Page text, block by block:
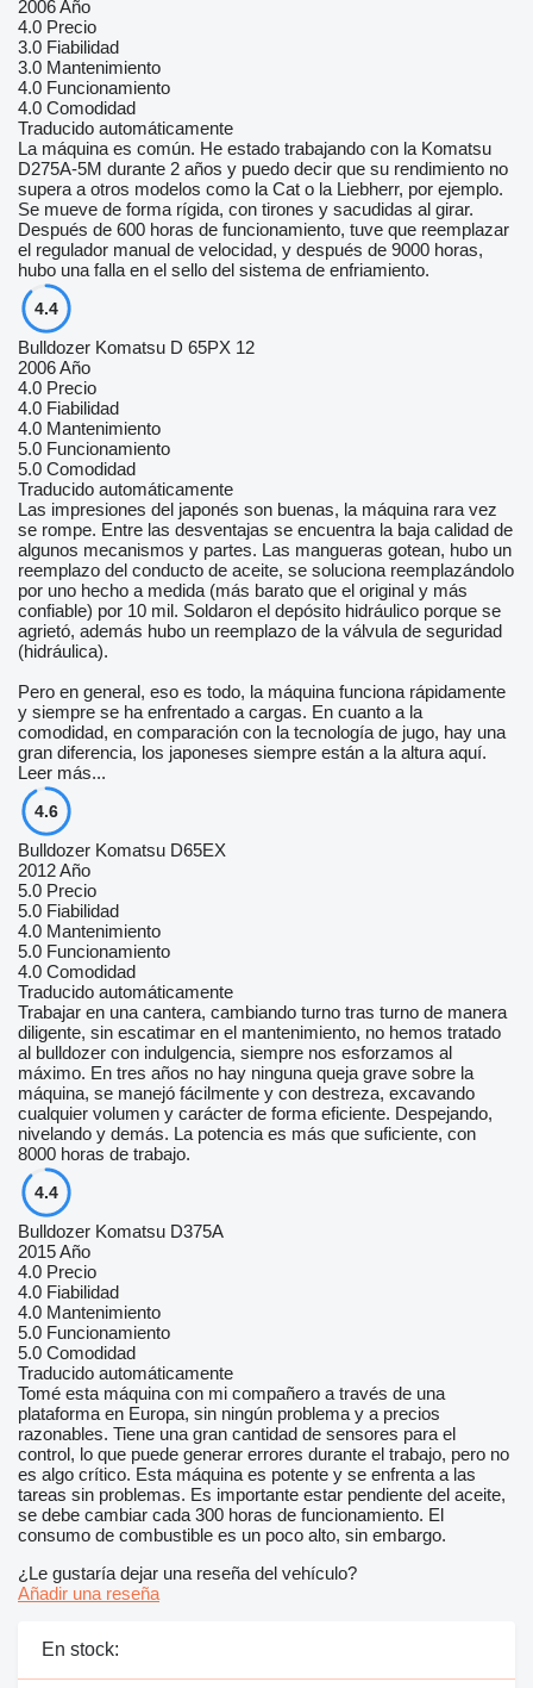
2006 Año
4.0 Precio
3.0 Fiabilidad
3.0 Mantenimiento
4.0 Funcionamiento
4.0 Comodidad
Traducido automáticamente
La máquina es común. He estado trabajando con la Komatsu
D275А-5М durante 2 años y puedo decir que su rendimiento no
supera a otros modelos como la Cat o la Liebherr, por ejemplo.
Se mueve de forma rígida, con tirones y sacudidas al girar.
Después de 600 horas de funcionamiento, tuve que reemplazar
el regulador manual de velocidad, y después de 9000 horas,
hubo una falla en el sello del sistema de enfriamiento.
4.4
Bulldozer Komatsu D 65PX 12
2006 Año
4.0 Precio
4.0 Fiabilidad
4.0 Mantenimiento
5.0 Funcionamiento
5.0 Comodidad
Traducido automáticamente
Las impresiones del japonés son buenas, la máquina rara vez
se rompe. Entre las desventajas se encuentra la baja calidad de
algunos mecanismos y partes. Las mangueras gotean, hubo un
reemplazo del conducto de aceite, se soluciona reemplazándolo
por uno hecho a medida (más barato que el original y más
confiable) por 10 mil. Soldaron el depósito hidráulico porque se
agrietó, además hubo un reemplazo de la válvula de seguridad
(hidráulica).
Pero en general, eso es todo, la máquina funciona rápidamente
y siempre se ha enfrentado a cargas. En cuanto a la
comodidad, en comparación con la tecnología de jugo, hay una
gran diferencia, los japoneses siempre están a la altura aquí.
Leer más...
4.6
Bulldozer Komatsu D65EX
2012 Año
5.0 Precio
5.0 Fiabilidad
4.0 Mantenimiento
5.0 Funcionamiento
4.0 Comodidad
Traducido automáticamente
Trabajar en una cantera, cambiando turno tras turno de manera
diligente, sin escatimar en el mantenimiento, no hemos tratado
al bulldozer con indulgencia, siempre nos esforzamos al
máximo. En tres años no hay ninguna queja grave sobre la
máquina, se manejó fácilmente y con destreza, excavando
cualquier volumen y carácter de forma eficiente. Despejando,
nivelando y demás. La potencia es más que suficiente, con
8000 horas de trabajo.
4.4
Bulldozer Komatsu D375A
2015 Año
4.0 Precio
4.0 Fiabilidad
4.0 Mantenimiento
5.0 Funcionamiento
5.0 Comodidad
Traducido automáticamente
Tomé esta máquina con mi compañero a través de una
plataforma en Europa, sin ningún problema y a precios
razonables. Tiene una gran cantidad de sensores para el
control, lo que puede generar errores durante el trabajo, pero no
es algo crítico. Esta máquina es potente y se enfrenta a las
tareas sin problemas. Es importante estar pendiente del aceite,
se debe cambiar cada 300 horas de funcionamiento. El
consumo de combustible es un poco alto, sin embargo.
¿Le gustaría dejar una reseña del vehículo?
Añadir una reseña
En stock: